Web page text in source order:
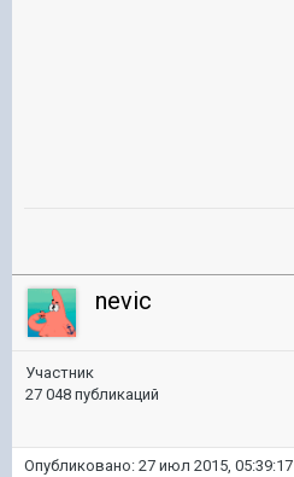
nevic
Участник
27 048 публикаций
Опубликовано: 27 июл 2015, 05:39:17